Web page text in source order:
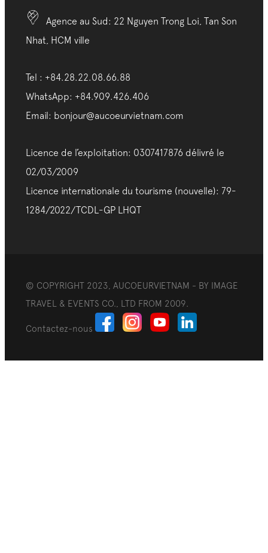
Agence au Sud: 22 Nguyen Trong Loi, Tan Son
Nhat, HCM ville
Tel : +84.28.22.08.66.88
WhatsApp: +84.909.426.406
Email: bonjour@aucoeurvietnam.com
Licence de l’exploitation: 0307417876 délivré le
02/03/2009
Licence internationale du tourisme (nouvelle): 79-
1284/2022/TCDL-GP LHQT
© COPYRIGHT 2023, AUCOEURVIETNAM - BY IMAGE
TRAVEL & EVENTS CO., LTD FROM 2009.
Contactez-nous